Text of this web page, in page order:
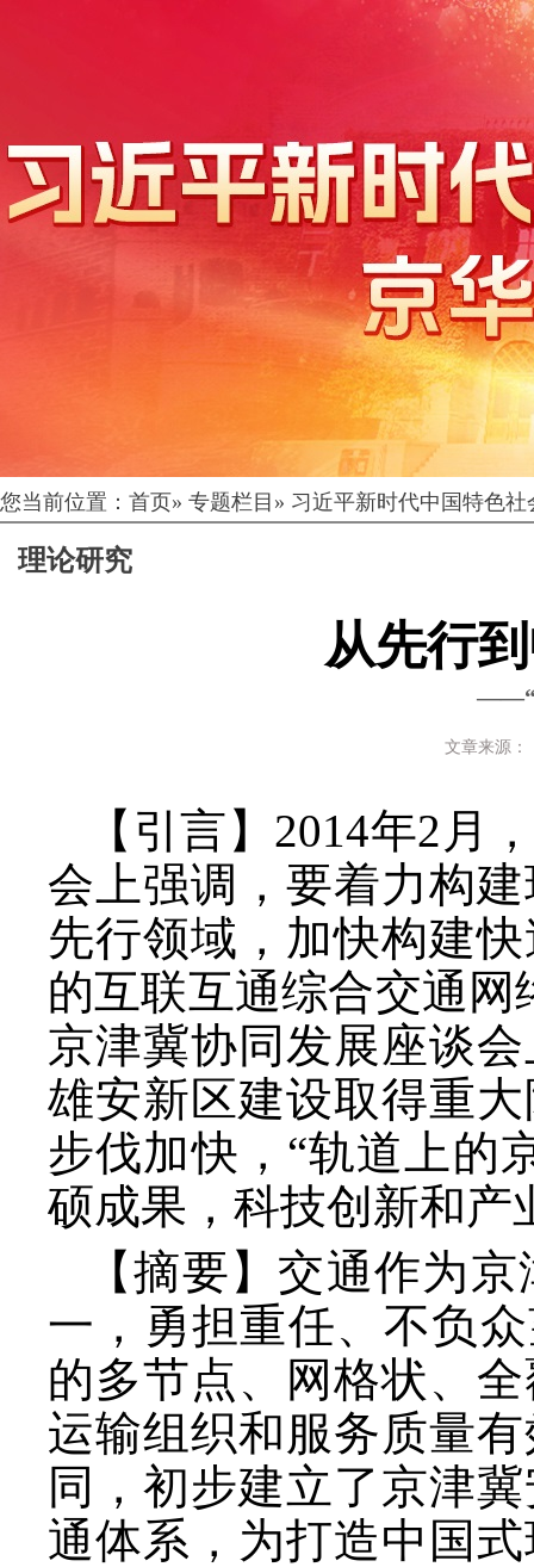
您当前位置： 首页» 专题栏目 » 习近平新时代中国特色
理论研究
从先行
——“
文章来源
【引言】 2014年2月
会上强调，要着力构
先行领域，加快构建
的互联互通综合交通网
京津冀协同发展座谈
雄安新区建设取得重
步伐加快，“轨道上的
硕成果，科技创新和产
【摘要】交通作为
一，勇担重任、不负
的多节点、网格状、
运输组织和服务质量
同，初步建立了京津
通体系，为打造中国